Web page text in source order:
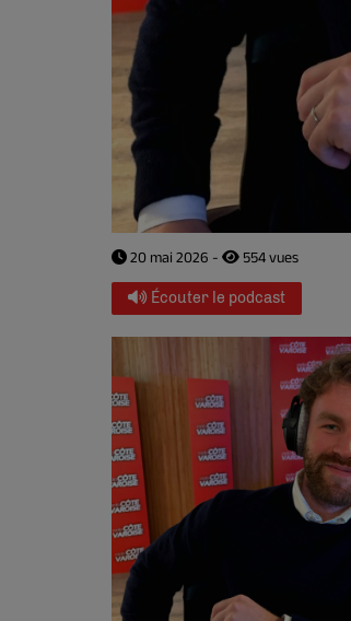
20 mai 2026 - 554 vues
Écouter le podcast